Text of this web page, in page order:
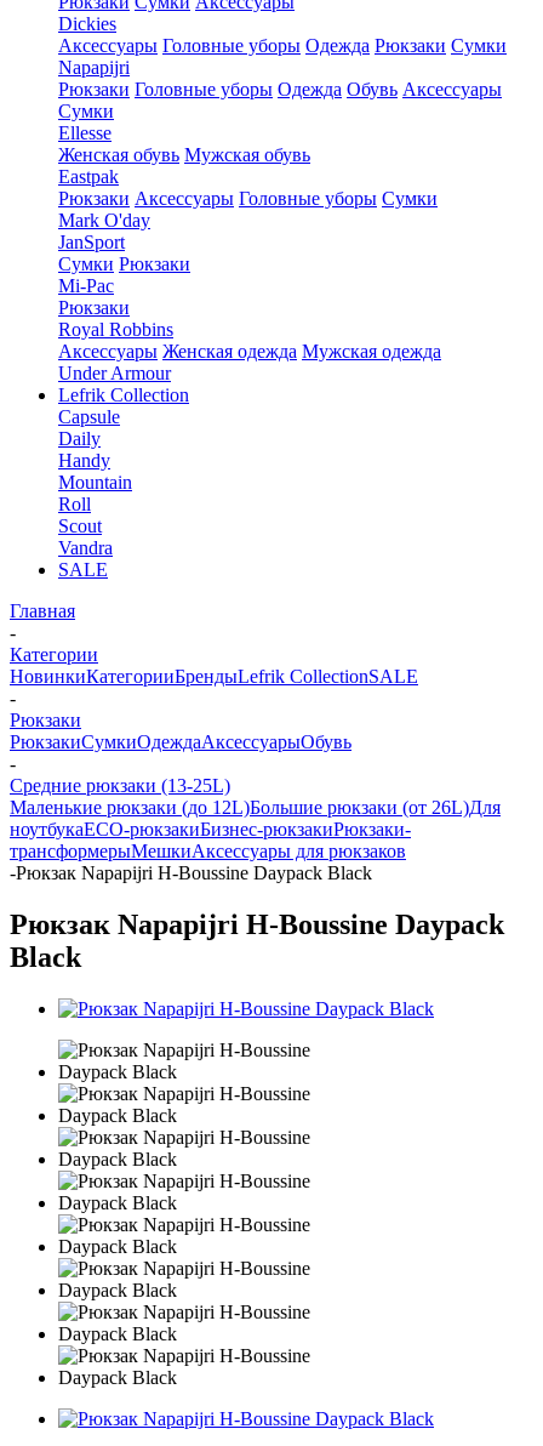
Dickies
Аксессуары Головные уборы Одежда Рюкзаки Сумки
Napapijri
Рюкзаки Головные уборы Одежда Обувь Аксессуары
Сумки
Ellesse
Женская обувь Мужская обувь
Eastpak
Рюкзаки Аксессуары Головные уборы Сумки
Mark O'day
JanSport
Сумки Рюкзаки
Mi-Pac
Рюкзаки
Royal Robbins
Аксессуары Женская одежда Мужская одежда
Under Armour
Lefrik Collection
Capsule
Daily
Handy
Mountain
Roll
Scout
Vandra
SALE
Главная
-
Категории
НовинкиКатегорииБрендыLefrik CollectionSALE
-
Рюкзаки
РюкзакиСумкиОдеждаАксессуарыОбувь
-
Средние рюкзаки (13-25L)
Маленькие рюкзаки (до 12L)Большие рюкзаки (от 26L)Для
ноутбукаECO-рюкзакиБизнес-рюкзакиРюкзаки-
трансформерыМешкиАксессуары для рюкзаков
-Рюкзак Napapijri H-Boussine Daypack Black
Рюкзак Napapijri H-Boussine Daypack
Black